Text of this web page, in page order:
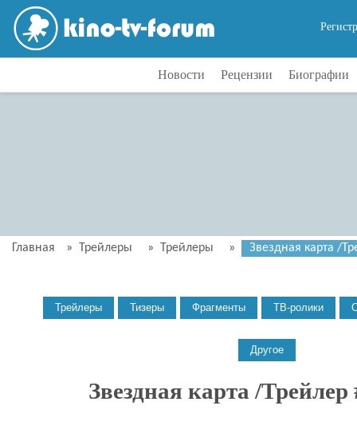
Новости Рецензии Биографии
Главная » Трейлеры » Трейлеры » Звездная карта /
Звездная карта /Трейлер